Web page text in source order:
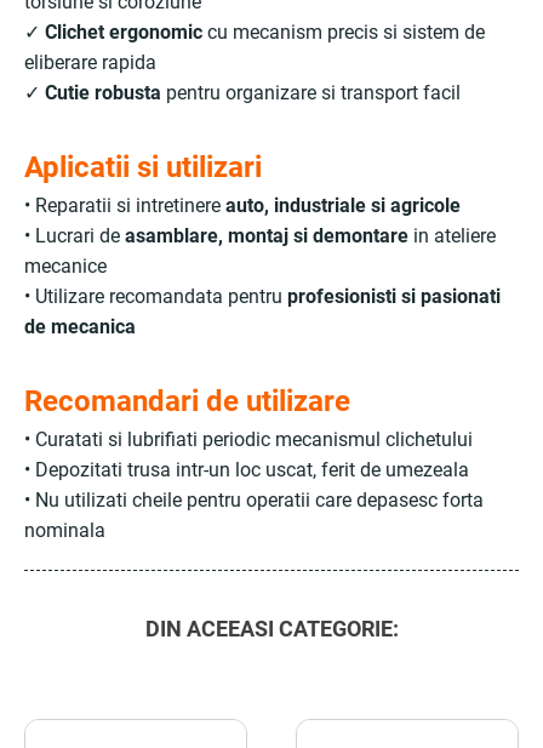
✓ Clichet ergonomic cu mecanism precis si sistem de
eliberare rapida
✓ Cutie robusta pentru organizare si transport facil
Aplicatii si utilizari
• Reparatii si intretinere auto, industriale si agricole
• Lucrari de asamblare, montaj si demontare in ateliere
mecanice
• Utilizare recomandata pentru profesionisti si pasionati
de mecanica
Recomandari de utilizare
• Curatati si lubrifiati periodic mecanismul clichetului
• Depozitati trusa intr-un loc uscat, ferit de umezeala
• Nu utilizati cheile pentru operatii care depasesc forta
nominala
DIN ACEEASI CATEGORIE: